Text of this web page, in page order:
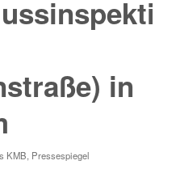
in
KMB, Pressespiegel